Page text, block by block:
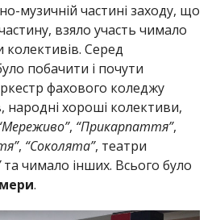
музичній частині заходу, що
взяло участь чимало
колективів. Серед
побачити і почути
фахового коледжу
народні хороші колективи,
, “Прикарпаття”,
, “Соколята”, театри
та чимало інших. Всього було
.